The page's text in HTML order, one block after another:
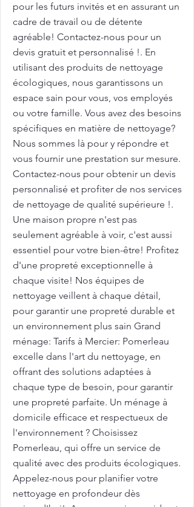
pour les futurs invités et en assurant un
cadre de travail ou de détente
agréable! Contactez-nous pour un
devis gratuit et personnalisé !. En
utilisant des produits de nettoyage
écologiques, nous garantissons un
espace sain pour vous, vos employés
ou votre famille. Vous avez des besoins
spécifiques en matière de nettoyage?
Nous sommes là pour y répondre et
vous fournir une prestation sur mesure.
Contactez-nous pour obtenir un devis
personnalisé et profiter de nos services
de nettoyage de qualité supérieure !.
Une maison propre n'est pas
seulement agréable à voir, c'est aussi
essentiel pour votre bien-être! Profitez
d'une propreté exceptionnelle à
chaque visite! Nos équipes de
nettoyage veillent à chaque détail,
pour garantir une propreté durable et
un environnement plus sain Grand
ménage: Tarifs à Mercier: Pomerleau
excelle dans l'art du nettoyage, en
offrant des solutions adaptées à
chaque type de besoin, pour garantir
une propreté parfaite. Un ménage à
domicile efficace et respectueux de
l'environnement ? Choisissez
Pomerleau, qui offre un service de
qualité avec des produits écologiques.
Appelez-nous pour planifier votre
nettoyage en profondeur dès